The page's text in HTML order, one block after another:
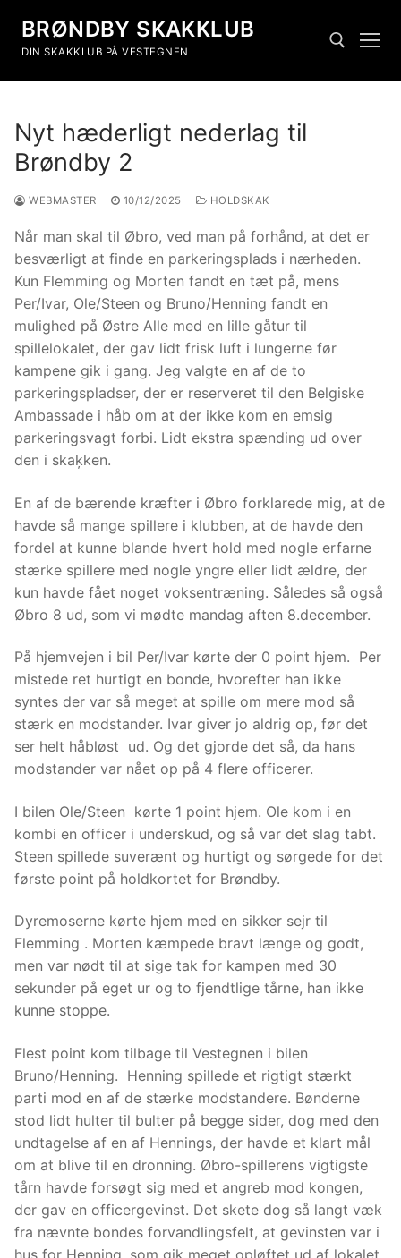
BRØNDBY SKAKKLUB
DIN SKAKKLUB PÅ VESTEGNEN
Nyt hæderligt nederlag til
Brøndby 2
WEBMASTER 10/12/2025 HOLDSKAK
Når man skal til Øbro, ved man på forhånd, at det er
besværligt at finde en parkeringsplads i nærheden.
Kun Flemming og Morten fandt en tæt på, mens
Per/Ivar, Ole/Steen og Bruno/Henning fandt en
mulighed på Østre Alle med en lille gåtur til
spillelokalet, der gav lidt frisk luft i lungerne før
kampene gik i gang. Jeg valgte en af de to
parkeringspladser, der er reserveret til den Belgiske
Ambassade i håb om at der ikke kom en emsig
parkeringsvagt forbi. Lidt ekstra spænding ud over
den i skaķken.
En af de bærende kræfter i Øbro forklarede mig, at de
havde så mange spillere i klubben, at de havde den
fordel at kunne blande hvert hold med nogle erfarne
stærke spillere med nogle yngre eller lidt ældre, der
kun havde fået noget voksentræning. Således så også
Øbro 8 ud, som vi mødte mandag aften 8.december.
På hjemvejen i bil Per/Ivar kørte der 0 point hjem. Per
mistede ret hurtigt en bonde, hvorefter han ikke
syntes der var så meget at spille om mere mod så
stærk en modstander. Ivar giver jo aldrig op, før det
ser helt håbløst ud. Og det gjorde det så, da hans
modstander var nået op på 4 flere officerer.
I bilen Ole/Steen kørte 1 point hjem. Ole kom i en
kombi en officer i underskud, og så var det slag tabt.
Steen spillede suverænt og hurtigt og sørgede for det
første point på holdkortet for Brøndby.
Dyremoserne kørte hjem med en sikker sejr til
Flemming . Morten kæmpede bravt længe og godt,
men var nødt til at sige tak for kampen med 30
sekunder på eget ur og to fjendtlige tårne, han ikke
kunne stoppe.
Flest point kom tilbage til Vestegnen i bilen
Bruno/Henning. Henning spillede et rigtigt stærkt
parti mod en af de stærke modstandere. Bønderne
stod lidt hulter til bulter på begge sider, dog med den
undtagelse af en af Hennings, der havde et klart mål
om at blive til en dronning. Øbro-spillerens vigtigste
tårn havde forsøgt sig med et angreb mod kongen,
der gav en officergevinst. Det skete dog så langt væk
fra nævnte bondes forvandlingsfelt, at gevinsten var i